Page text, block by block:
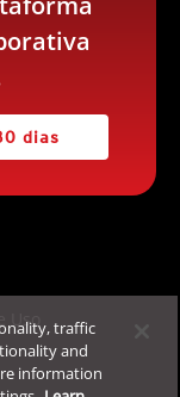
dias
Uso
traffic
and
information